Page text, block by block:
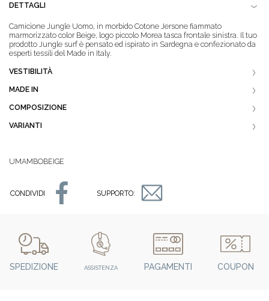
DETTAGLI
Camicione Jungle Uomo, in morbido Cotone Jersone fiammato
marmorizzato color Beige, logo piccolo Morea tasca frontale sinistra. Il tuo
prodotto Jungle surf è pensato ed ispirato in Sardegna e confezionato da
esperti tessili del Made in Italy.
VESTIBILITÀ
MADE IN
COMPOSIZIONE
VARIANTI
UMAMBOBEIGE
CONDIVIDI SUPPORTO:
SPEDIZIONE ASSISTENZA PAGAMENTI COUPON